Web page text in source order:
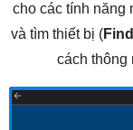
cho các tính năng
và tìm thiết bị (
cách thông